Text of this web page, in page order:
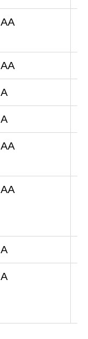
AA
AA
A
A
AA
AA
A
A